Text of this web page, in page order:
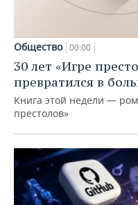
Общество 00:00
30 лет «Игре
превратился в
Книга этой недели —
престолов»